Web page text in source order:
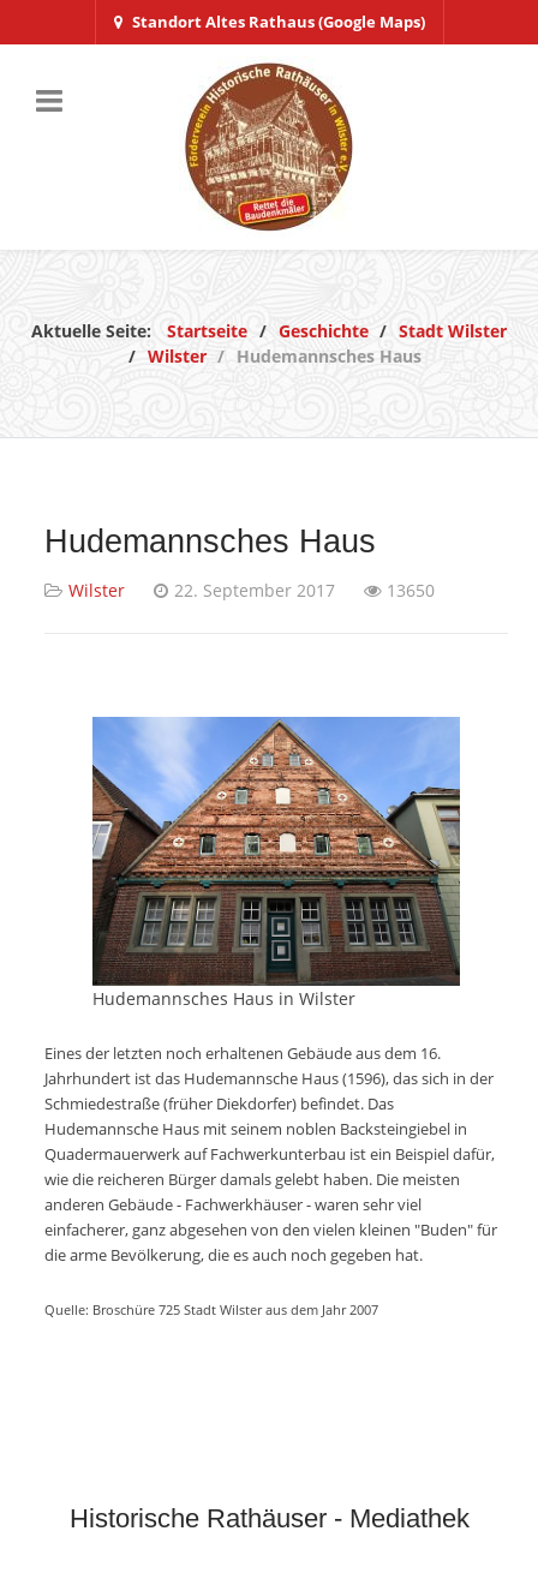
Standort Altes Rathaus (Google Maps)
Aktuelle Seite: Startseite Geschichte
Stadt Wilster
Wilster
Hudemannsches Haus
Hudemannsches Haus
Wilster 22. September 2017 13650
Hudemannsches Haus in Wilster
Eines der letzten noch erhaltenen Gebäude aus dem 16.
Jahrhundert ist das Hudemannsche Haus (1596), das sich in der
Schmiedestraße (früher Diekdorfer) befindet. Das
Hudemannsche Haus mit seinem noblen Backsteingiebel in
Quadermauerwerk auf Fachwerkunterbau ist ein Beispiel dafür,
wie die reicheren Bürger damals gelebt haben. Die meisten
anderen Gebäude - Fachwerkhäuser - waren sehr viel
einfacherer, ganz abgesehen von den vielen kleinen "Buden" für
die arme Bevölkerung, die es auch noch gegeben hat.
Quelle: Broschüre 725 Stadt Wilster aus dem Jahr 2007
Historische Rathäuser - Mediathek